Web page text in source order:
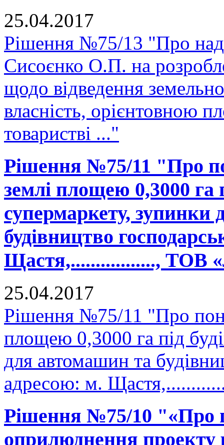
25.04.2017
Рішення №75/13 "Про
Сисоєнко О.П. на
щодо відведення
власність, орієнтовною
товаристві ..."
Рішення №75/11 "Про
землі площею 0,3000 га
супермаркету,
будівництво
Щастя,................., ТОВ
25.04.2017
Рішення №75/11 "Про
площею 0,3000 га під
для автомашин та
адресою: м.
Рішення №75/10 "«Про
оприлюднення проекту